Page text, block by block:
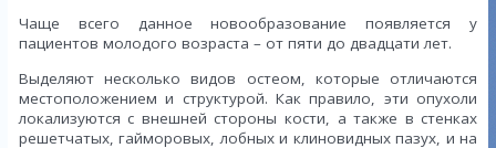
Чаще всего данное новообразование появляется у
пациентов молодого возраста – от пяти до двадцати лет.
Выделяют несколько видов остеом, которые отличаются
местоположением и структурой. Как правило, эти опухоли
локализуются с внешней стороны кости, а также в стенках
решетчатых, гайморовых, лобных и клиновидных пазух, и на